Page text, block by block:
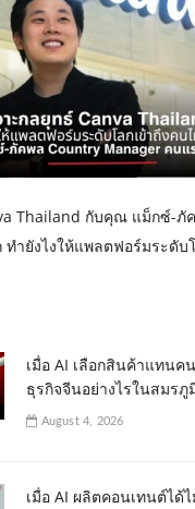
Thailand กับคุณ แม็กซ์-ภั
ำยังไงให้แพลตฟอร์มระดับ
เมื่อ AI เลือกสินค้าแทนค
ธุรกิจจีนอย่างไรในสมร
August 4, 2026
เมื่อ AI ผลิตคอนเทนต์ได้